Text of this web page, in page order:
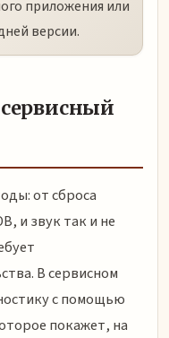
приложения или
версии.
от сброса
и звук так и не
В сервисном
с помощью
покажет, на